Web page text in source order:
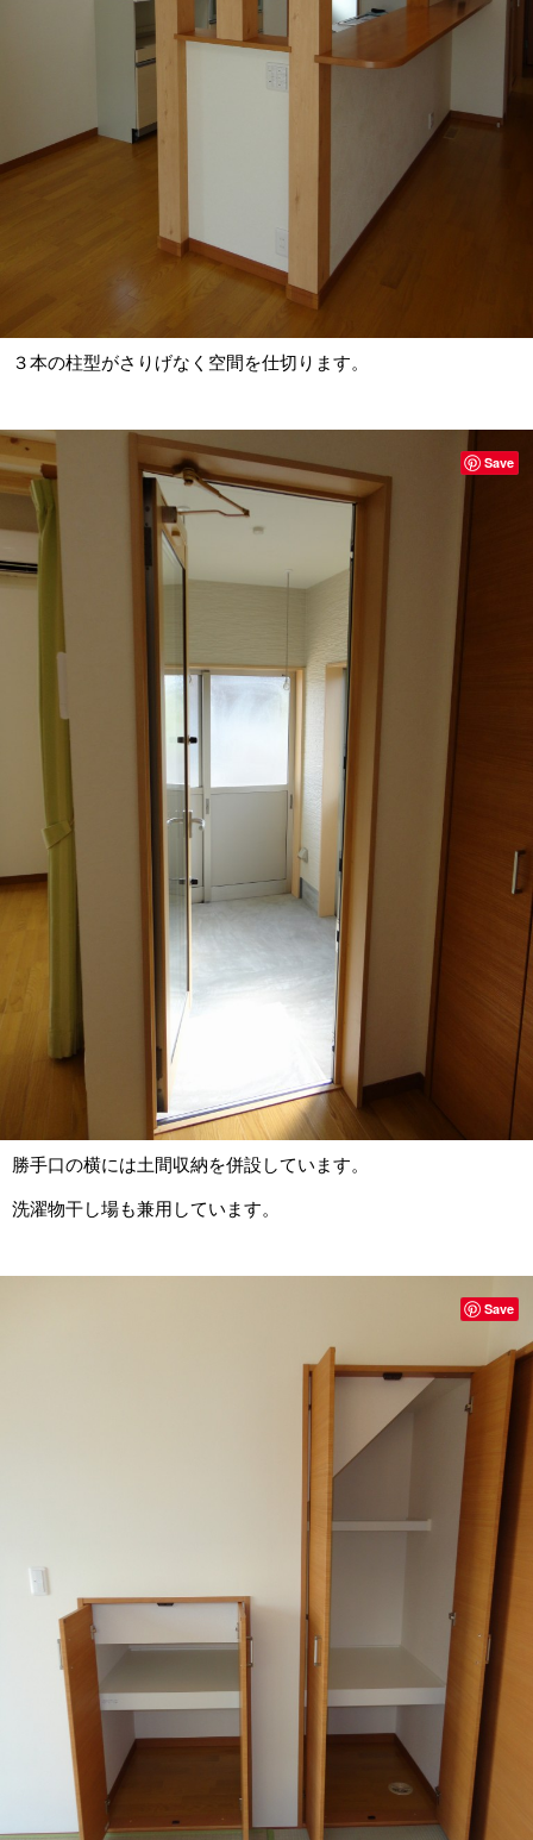
３本の柱型がさりげなく空間を仕切ります。
勝手口の横には土間収納を併設しています。
洗濯物干し場も兼用しています。
Save
Save